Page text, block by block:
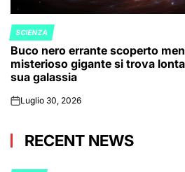
POSTED
IN
SCIENZA
Buco nero errante scoperto
misterioso gigante si trova
sua galassia
onLuglio 30, 2026
RECENT NEWS